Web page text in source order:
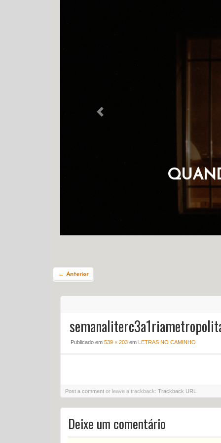
QUANDO
Previous
← Anterior
Publicado em 539 × 203 em LETRAS NO CAMINHO
Post a comment or leave a trackback: Trackback URL
Deixe um comentário